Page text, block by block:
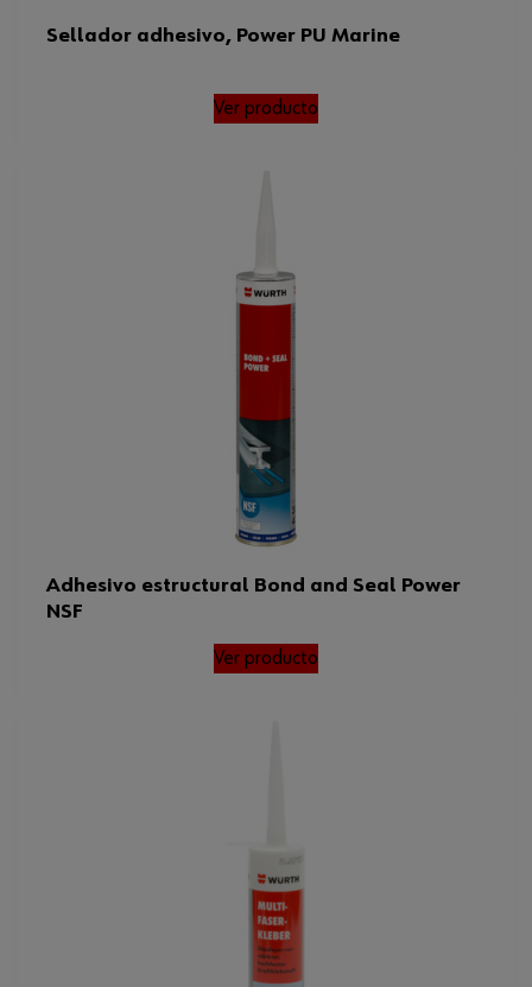
Sellador adhesivo, Power PU Marine
Ver producto
Adhesivo estructural Bond and Seal Power
NSF
Ver producto